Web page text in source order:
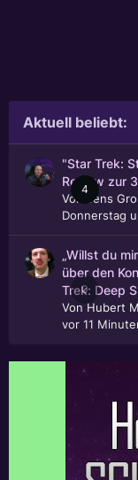
Aktuell beliebt:
4
"Star Trek:
Review zur
Von
Jens
Donnerstag
0
„Willst du
über den
Trek: Deep
Von Hubert
vor 11